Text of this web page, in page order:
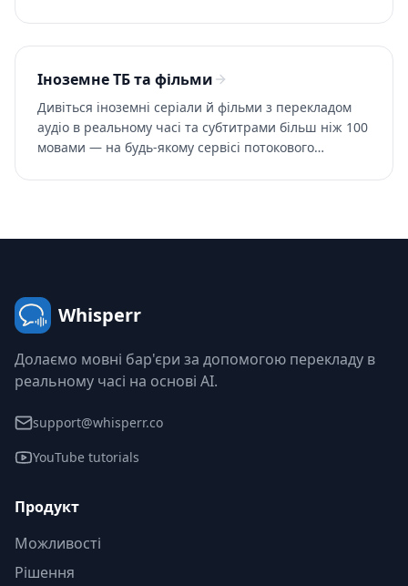
Іноземне ТБ та фільми
Дивіться іноземні серіали й фільми з перекладом
аудіо в реальному часі та субтитрами більш ніж 100
мовами — на будь-якому сервісі потокового
Whisperr
Долаємо мовні бар'єри за допомогою перекладу в
реальному часі на основі AI.
support@whisperr.co
YouTube tutorials
Продукт
Можливості
Рішення